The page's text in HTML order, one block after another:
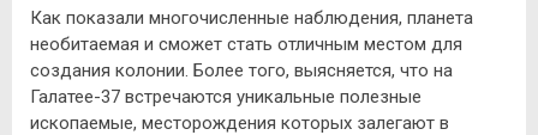
Как показали многочисленные наблюдения, планета
необитаемая и сможет стать отличным местом для
создания колонии. Более того, выясняется, что на
Галатее-37 встречаются уникальные полезные
ископаемые, месторождения которых залегают в